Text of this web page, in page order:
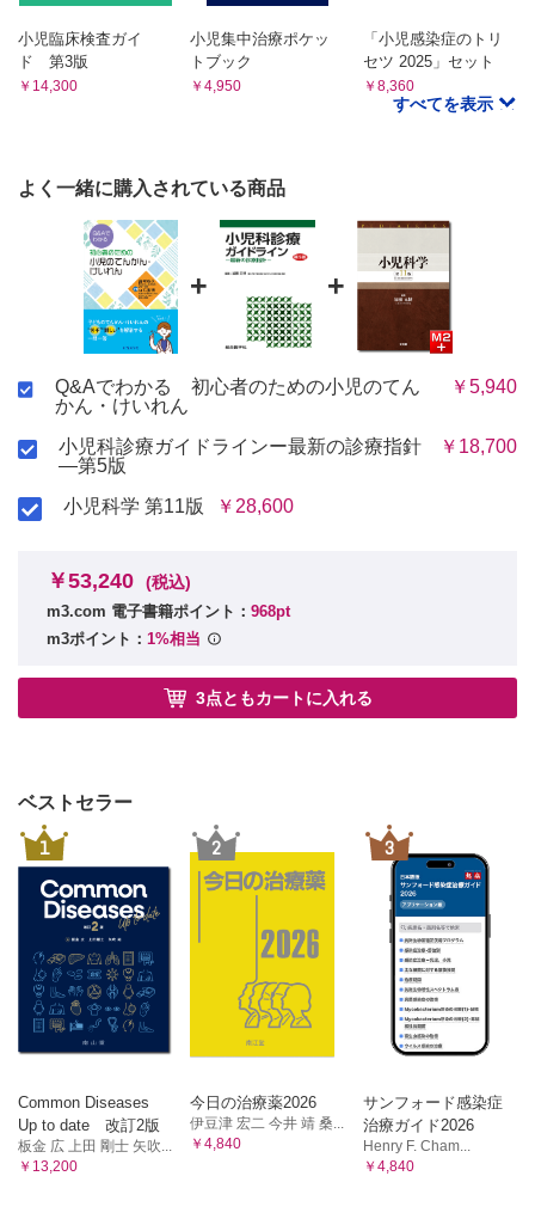
Q63 失神に対する対応を教えてください［九鬼一郎］
あとがき
索引
Q34 神経発達症とてんかんとの関係を教えてください［丸
山幸一］
Q35 頭痛とてんかんの関係を教えてください［柿坂庸介］
Q36 てんかん患者の突然死や自殺について教えてください
Q37 良性乳児てんかんについて教えてください［奥村彰
Q38 中心側頭部棘波を示す小児てんかんについて教えてく
ださい［安部信平］
Q39 Panayiotopoulos症候群について教えてください［五
十嵐鮎子］
Q40 小児欠神てんかんについて教えてください［倉橋宏
Q41 若年ミオクロニーてんかん（JME）について教えてく
ださい［今村 淳］
［小林 悠］
Q43 Dravet症候群について教えてください［坂内優子］
Q44 早期乳児てんかん性脳症（大田原症候群）について教
えてください［植松 貢］
Q46 側頭葉てんかんについて教えてください［中島 翠］
III 熱性けいれん
Q48 熱性けいれんと年齢との関係を教えてください［柏
すか？［田中亮介］
Q51 熱性けいれんと鑑別すべき疾患は何でしょうか？［福
Q52 熱性けいれんが止まったかどうか，どのように判断し
たらよいでしょうか？［奥村彰久］
Q53 熱性けいれんの子どもに脳波や頭部CT/MRをとったほ
うがよいでしょうか？［城所博之］
Q54 熱性けいれんの予防は必要でしょうか．必要な場合は
どのように行いますか？［高山留美子］
Q55 熱性けいれんの子どもに対して注意すべき薬剤はあり
ますか？（解熱薬・抗ヒスタミン薬・テオフィリン）［深沢
達也］
ればよいでしょうか？［里 龍晴］
Q57 熱性けいれんの子どもに予防接種をしてもよいでしょ
うか？［森本昌史］
Q58 熱性けいれんの予後，特にてんかんとの関係について
小児臨床検査ガイ
ド 第3版
￥14,300
小児集中治療ポケッ
トブック
￥4,950
「小児感染症のトリ
セツ 2025」セット
￥8,360
すべてを表示
よく一緒に購入されている商品
+ +
Q&Aでわかる 初心者のための小児のてん
かん・けいれん
￥5,940
小児科診療ガイドラインー最新の診療指針
―第5版
￥18,700
小児科学 第11版 ￥28,600
￥53,240 (税込)
m3.com 電子書籍ポイント： 968pt
m3ポイント： 1%相当
3点ともカートに入れる
ベストセラー
1
Common Diseases
Up to date 改訂2版
板金 広 上田 剛士 矢吹...
￥13,200
2
今日の治療薬2026
伊豆津 宏二 今井 靖 桑...
￥4,840
3
サンフォード感染症
治療ガイド2026
Henry F. Cham...
￥4,840